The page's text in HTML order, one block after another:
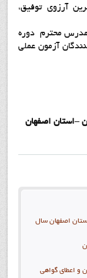
آرزوی توفیق،
مدرس محترم دوره
آزمون عملی
–استان اصفهان
اصفهان سال
و اعطای گواهی